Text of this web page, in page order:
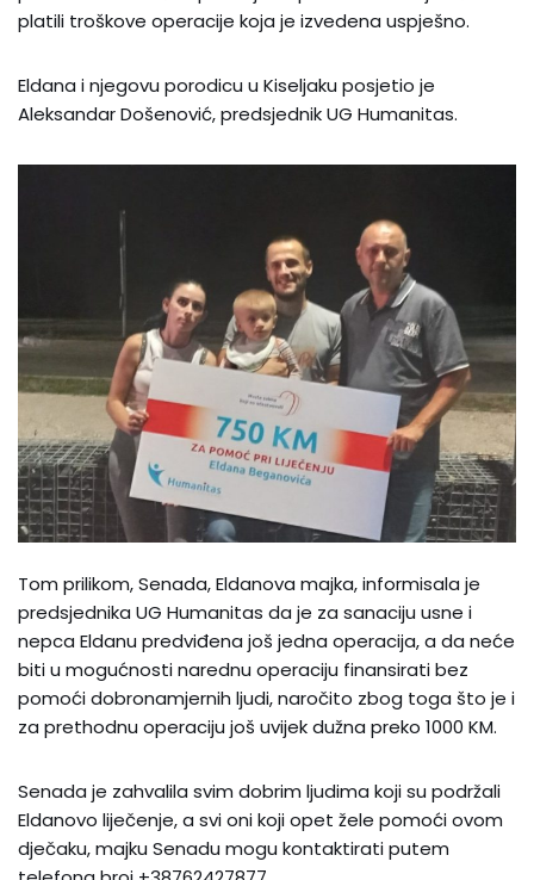
platili troškove operacije koja je izvedena uspješno.
Eldana i njegovu porodicu u Kiseljaku posjetio je
Aleksandar Došenović, predsjednik UG Humanitas.
Tom prilikom, Senada, Eldanova majka, informisala je
predsjednika UG Humanitas da je za sanaciju usne i
nepca Eldanu predviđena još jedna operacija, a da neće
biti u mogućnosti narednu operaciju finansirati bez
pomoći dobronamjernih ljudi, naročito zbog toga što je i
za prethodnu operaciju još uvijek dužna preko 1000 KM.
Senada je zahvalila svim dobrim ljudima koji su podržali
Eldanovo liječenje, a svi oni koji opet žele pomoći ovom
dječaku, majku Senadu mogu kontaktirati putem